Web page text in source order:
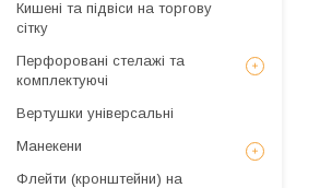
Кишені та підвіси на торгову
сітку
Перфоровані стелажі та
комплектуючі
Вертушки універсальні
Манекени
Флейти (кронштейни) на